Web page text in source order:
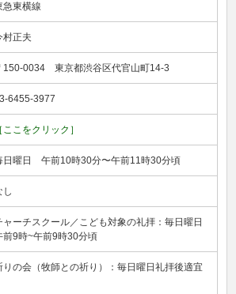
急東横線
村正夫
150-0034 東京都渋谷区代官山町14-3
6455-3977
［ここをクリック］
日曜日 午前10時30分〜午前11時30分頃
し
ャーチスクール／こども対象の礼拝：毎日曜日
前9時~午前9時30分頃
りの会（牧師との祈り）：毎日曜日礼拝後適宜